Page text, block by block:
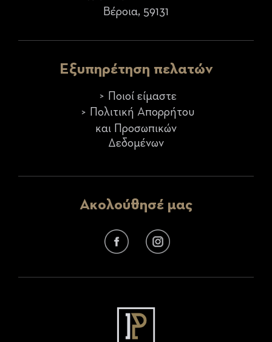
Βέροια, 59131
Εξυπηρέτηση πελατών
Ποιοί είμαστε
Πολιτική Απορρήτου
και Προσωπικών
Δεδομένων
Ακολούθησέ μας